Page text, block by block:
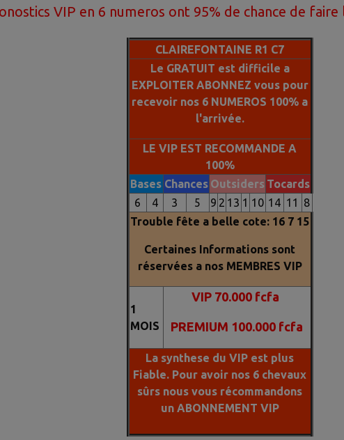
VIP en 6 numeros ont 95% de chance de faire
CLAIREFONTAINE R1 C7
Le GRATUIT est difficile a
EXPLOITER ABONNEZ vous pour
recevoir nos 6 NUMEROS 100% a
l'arrivée.
LE VIP EST RECOMMANDE A
100%
Bases Chances Outsiders Tocards
6
4 3 5 9 2 13 1 10 14 11
8
Trouble fête a belle cote: 16 7 15
Certaines Informations sont
réservées a nos MEMBRES VIP
1
MOIS
VIP 70.000 fcfa
PREMIUM 100.000 fcfa
La synthese du VIP est plus
Fiable. Pour avoir nos 6 chevaux
sûrs nous vous récommandons
un ABONNEMENT VIP